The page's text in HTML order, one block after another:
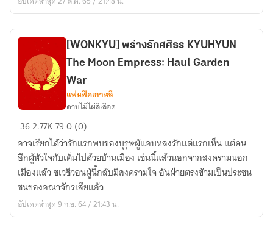
version
พร่าง
รัก
ศศิธร
KYUHYUN
The
Moon
Empress:
[WONKYU] พร่างรักศศิธร KYUHYUN
The Moon Empress: Haul Garden
War
แฟนฟิคเกาหลี
ดาบไม้ไผ่สีเลือด
362.77K790 (0)
อาจเรียกได้ว่ารักแรกพบของบุรุษผู้แอบหลงรักแต่แรกเห็น แต่คน
อีกผู้หัวใจกับเต็มไปด้วยบ้านเมือง เช่นนี้แล้วนอกจากสงครามนอก
เมืองแล้ว ชเวชีวอนผู้นี้กลับมีสงครามใจ อันฝ่ายตรงข้ามเป็นประชน
ชนของอณาจักรเสียแล้ว
อัปเดตล่าสุด 9 ก.ย. 64 / 21:43 น.